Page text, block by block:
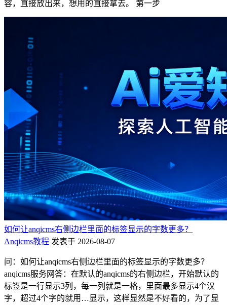
容，直接放出来，想用的直接拿去。 第一步
如何让anqicms右侧边栏里面的标签显示的字数更多？
Anqicms教程 发表于 2026-08-07
问：如何让anqicms右侧边栏里面的标签显示的字数更多？
anqicms服务网答：在默认的anqicms的右侧边栏，开始默认的
标签是一行显示3列，每一列就是一格，里面最多显示4个汉
字，超过4个字的就用…显示，这样显然是不好看的，为了显